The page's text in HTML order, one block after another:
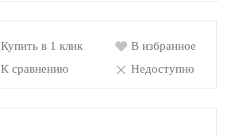
Купить в 1 клик
К сравнению
В избранное
Недоступно